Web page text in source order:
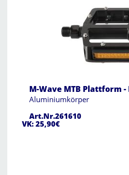
M-Wave MTB Plattform -
Aluminiumkörper
Art.Nr.261610
VK: 25,90€